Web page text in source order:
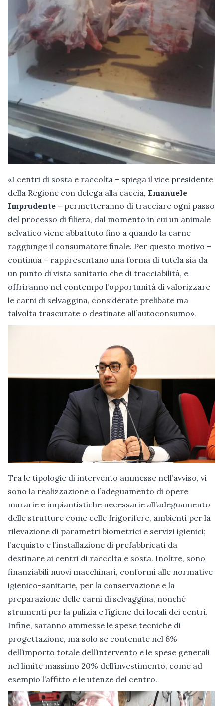
«I centri di sosta e raccolta – spiega il vice presidente
della Regione con delega alla caccia, Emanuele
Imprudente – permetteranno di tracciare ogni passo
del processo di filiera, dal momento in cui un animale
selvatico viene abbattuto fino a quando la carne
raggiunge il consumatore finale. Per questo motivo –
continua – rappresentano una forma di tutela sia da
un punto di vista sanitario che di tracciabilità, e
offriranno nel contempo l’opportunità di valorizzare
le carni di selvaggina, considerate prelibate ma
talvolta trascurate o destinate all’autoconsumo».
Tra le tipologie di intervento ammesse nell’avviso, vi
sono la realizzazione o l’adeguamento di opere
murarie e impiantistiche necessarie all’adeguamento
delle strutture come celle frigorifere, ambienti per la
rilevazione di parametri biometrici e servizi igienici;
l’acquisto e l’installazione di prefabbricati da
destinare ai centri di raccolta e sosta. Inoltre, sono
finanziabili nuovi macchinari, conformi alle normative
igienico-sanitarie, per la conservazione e la
preparazione delle carni di selvaggina, nonché
strumenti per la pulizia e l’igiene dei locali dei centri.
Infine, saranno ammesse le spese tecniche di
progettazione, ma solo se contenute nel 6%
dell’importo totale dell’intervento e le spese generali
nel limite massimo 20% dell’investimento, come ad
esempio l’affitto e le utenze del centro.